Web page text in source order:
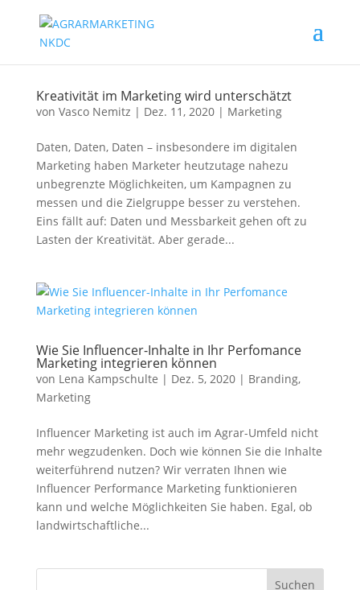
Kreativität im Marketing wird unterschätzt
von Vasco Nemitz | Dez. 11, 2020| Marketing
Daten, Daten, Daten – insbesondere im digitalen
Marketing haben Marketer heutzutage nahezu
unbegrenzte Möglichkeiten, um Kampagnen zu
messen und die Zielgruppe besser zu verstehen.
Eins fällt auf: Daten und Messbarkeit gehen oft zu
Lasten der Kreativität. Aber gerade...
Wie Sie Influencer-Inhalte in Ihr Perfomance
Marketing integrieren können
von Lena Kampschulte | Dez. 5, 2020| Branding,
Marketing
Influencer Marketing ist auch im Agrar-Umfeld nicht
mehr wegzudenken. Doch wie können Sie die Inhalte
weiterführend nutzen? Wir verraten Ihnen wie
Influencer Performance Marketing funktionieren
kann und welche Möglichkeiten Sie haben. Egal, ob
landwirtschaftliche...